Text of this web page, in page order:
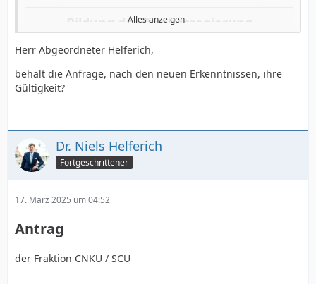
Bildung der Bundesregierung
Wir fragen den Bundeskanzler der Bundesrepublik
1. Warum wurde dem Bundespräsidenten, soweit
2. Werden Vorschläge zur Ernennung von
Bundesministern zeitnahe erfolgen? Wenn ja, wann?
Wenn nein, warum nicht?
dass die Bundesregierung zum gegenwärtigen
Zeitpunkt nur aus seiner Person gebildet wird, mit
Blick auf die Handlungsfähigkeit ebenjener und die
internationaler Bühne?
Alles anzeigen
Herr Abgeordneter Helferich,
behält die Anfrage, nach den neuen Erkenntnissen, ihre
Gültigkeit?
Dr. Niels Helferich
Fortgeschrittener
17. März 2025 um 04:52
Antrag
der Fraktion CNKU / SCU